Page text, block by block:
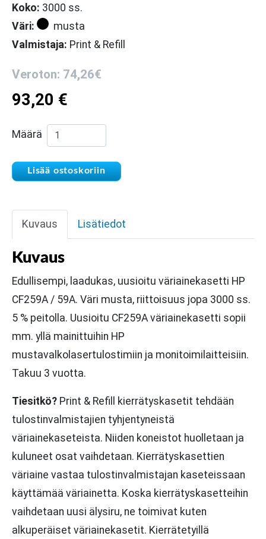
Koko: 3000 ss.
Väri:
musta
Valmistaja: Print & Refill
Veroton: 74,26€
93,20 €
Määrä Print & Refill HP CF259A uusioitu
Lisää ostoskoriin
Kuvaus Lisätiedot
Kuvaus
Edullisempi, laadukas, uusioitu väriainekasetti HP
CF259A / 59A. Väri musta, riittoisuus jopa 3000 ss.
5 % peitolla. Uusioitu CF259A väriainekasetti sopii
mm. yllä mainittuihin HP
mustavalkolasertulostimiin ja monitoimilaitteisiin.
Takuu 3 vuotta.
Tiesitkö? Print & Refill kierrätyskasetit tehdään
tulostinvalmistajien tyhjentyneistä
väriainekaseteista. Niiden koneistot huolletaan ja
kuluneet osat vaihdetaan. Kierrätyskasettien
väriaine vastaa tulostinvalmistajan kaseteissaan
käyttämää väriainetta. Koska kierrätyskasetteihin
vaihdetaan uusi älysiru, ne toimivat kuten
alkuperäiset väriainekasetit. Kierrätetyillä